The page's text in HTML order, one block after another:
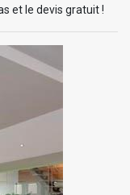
et le devis gratuit !